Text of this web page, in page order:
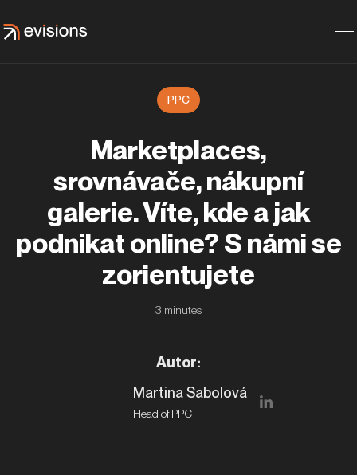
Marketplaces,
srovnávače, nákupní
galerie. Víte, kde a jak
podnikat online? S námi se
zorientujete
3 minutes
Autor:
Martina Sabolová
Head of PPC
PPC